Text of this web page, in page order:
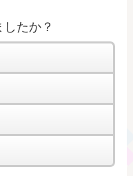
たか？